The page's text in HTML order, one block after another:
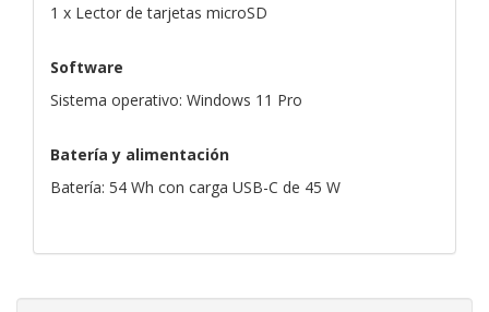
1 x Lector de tarjetas microSD
Software
Sistema operativo: Windows 11 Pro
Batería y alimentación
Batería: 54 Wh con carga USB-C de 45 W